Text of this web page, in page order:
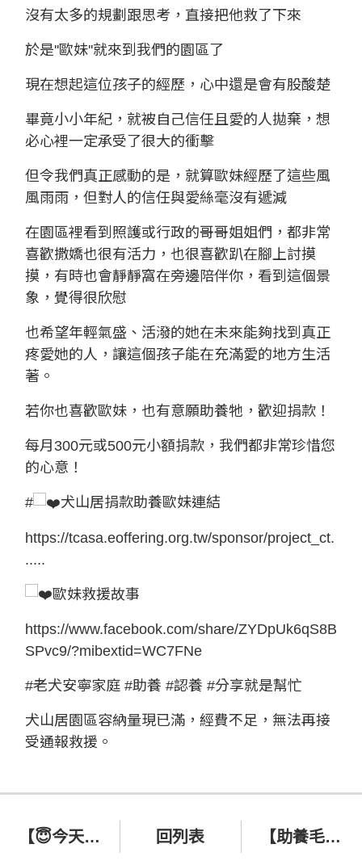
沒有太多的規劃跟思考，直接把他救了下來
於是''歐妹''就來到我們的園區了
現在想起這位孩子的經歷，心中還是會有股酸楚
畢竟小小年紀，就被自己信任且愛的人拋棄，想
必心裡一定承受了很大的衝擊
但令我們真正感動的是，就算歐妹經歷了這些風
風雨雨，但對人的信任與愛絲毫沒有遞減
在園區裡看到照護或行政的哥哥姐姐們，都非常
喜歡撒嬌也很有活力，也很喜歡趴在腳上討摸
摸，有時也會靜靜窩在旁邊陪伴你，看到這個景
象，覺得很欣慰
也希望年輕氣盛、活潑的她在未來能夠找到真正
疼愛她的人，讓這個孩子能在充滿愛的地方生活
著。
若你也喜歡歐妹，也有意願助養牠，歡迎捐款！
每月300元或500元小額捐款，我們都非常珍惜您
的心意！
# 犬山居捐款助養歐妹連結
https://tcasa.eoffering.org.tw/sponsor/project_ct.
.....
歐妹救援故事
https://www.facebook.com/share/ZYDpUk6qS8B
SPvc9/?mibextid=WC7FNe
#老犬安寧家庭 #助養 #認養 #分享就是幫忙
犬山居園區容納量現已滿，經費不足，無法再接
受通報救援。
【😇今天想和大家分享萊馥奶奶的故事😉】 回列表 【助養毛孩 Sweet Home|燦爛的黑暗-Harry 救援時刻】